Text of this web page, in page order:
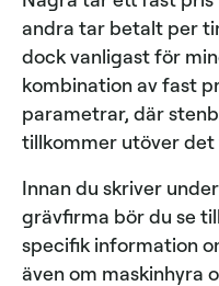
andra tar betalt per
dock vanligast för
kombination av fast
parametrar, där
tillkommer utöver det
Innan du skriver
grävfirma bör du se
specifik information
även om maskinhyra